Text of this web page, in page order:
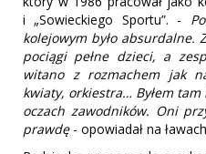
i „Sowieckiego Sportu”. -
kolejowym było absurdalne.
pociągi pełne dzieci, a
witano z rozmachem jak
kwiaty, orkiestra… Byłem
oczach zawodników. Oni
prawdę- opowiadał na